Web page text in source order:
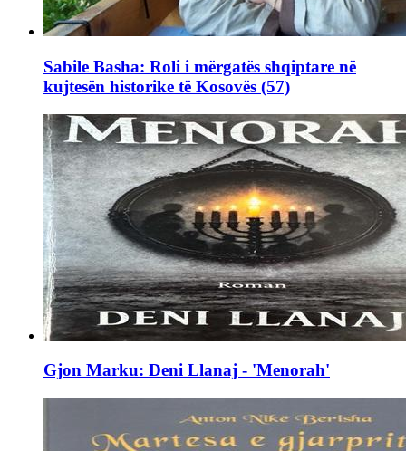
Sabile Basha: Roli i mërgatës shqiptare në
kujtesën historike të Kosovës (57)
Gjon Marku: Deni Llanaj - 'Menorah'